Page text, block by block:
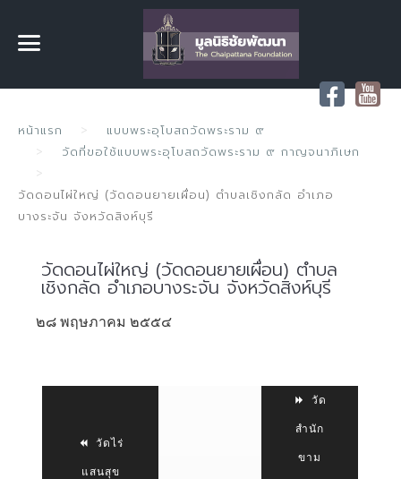
หน้าแรก
แบบพระอุโบสถวัดพระราม ๙
วัดที่ขอใช้แบบพระอุโบสถวัดพระราม ๙ กาญจนาภิเษก
วัดดอนไผ่ใหญ่ (วัดดอนยายเผื่อน) ตำบลเชิงกลัด อำเภอ
บางระจัน จังหวัดสิงห์บุรี
วัดดอนไผ่ใหญ่ (วัดดอนยายเผื่อน) ตำบล
เชิงกลัด อำเภอบางระจัน จังหวัดสิงห์บุรี
๒๘ พฤษภาคม ๒๕๕๔
วัดไร่
แสนสุข
วัด
สำนัก
ขาม